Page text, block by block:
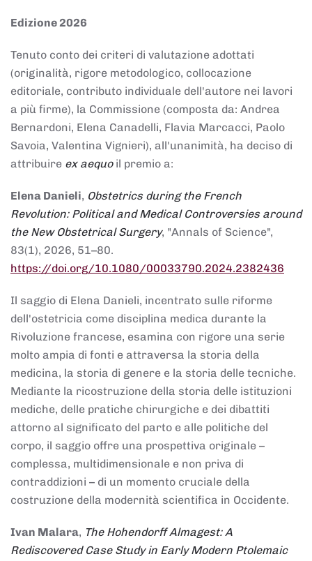
Edizione 2026
Tenuto conto dei criteri di valutazione adottati
(originalità, rigore metodologico, collocazione
editoriale, contributo individuale dell'autore nei lavori
a più firme), la Commissione (composta da: Andrea
Bernardoni, Elena Canadelli, Flavia Marcacci, Paolo
Savoia, Valentina Vignieri), all'unanimità, ha deciso di
attribuire ex aequoil premio a:
Elena Danieli, Obstetrics during the French
Revolution: Political and Medical Controversies around
the New Obstetrical Surgery, "Annals of Science",
83(1), 2026, 51–80.
https://doi.org/10.1080/00033790.2024.2382436
Il saggio di Elena Danieli, incentrato sulle riforme
dell'ostetricia come disciplina medica durante la
Rivoluzione francese, esamina con rigore una serie
molto ampia di fonti e attraversa la storia della
medicina, la storia di genere e la storia delle tecniche.
Mediante la ricostruzione della storia delle istituzioni
mediche, delle pratiche chirurgiche e dei dibattiti
attorno al significato del parto e alle politiche del
corpo, il saggio offre una prospettiva originale –
complessa, multidimensionale e non priva di
contraddizioni – di un momento cruciale della
costruzione della modernità scientifica in Occidente.
Ivan Malara, The Hohendorff Almagest: A
Rediscovered Case Study in Early Modern Ptolemaic